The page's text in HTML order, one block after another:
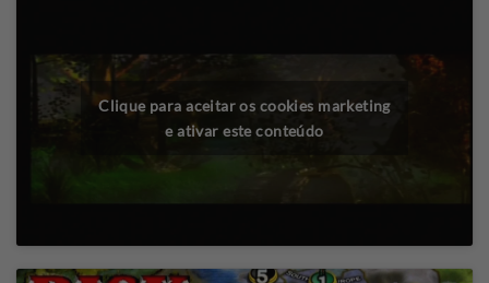
Clique para aceitar os cookies marketing
e ativar este conteúdo